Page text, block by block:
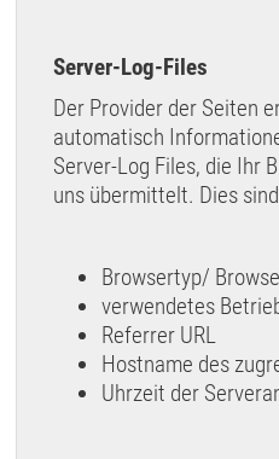
Server-Log-Files
Der Provider der Seiten
automatisch
Server-Log Files, die Ihr
uns übermittelt. Dies
Browsertyp/
verwendetes
Referrer URL
Hostname des
Uhrzeit der